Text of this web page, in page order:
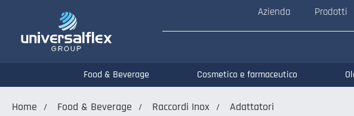
Azienda Prodotti
Food & Beverage Cosmetico e farmaceutico
Home Food & Beverage Raccordi Inox Adattatori